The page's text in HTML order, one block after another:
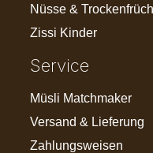
Nüsse &
Zissi Kinder
Service
Müsli Matchmaker
Versand & Lieferung
Zahlungsweisen